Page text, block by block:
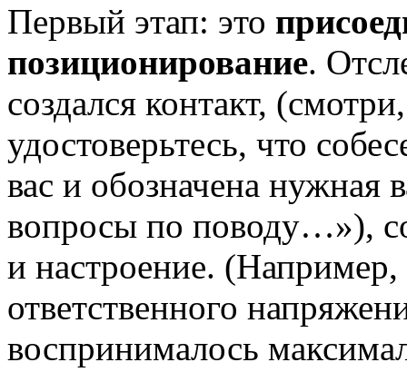
Первый этап: это
позиционирование.
создался контакт,
удостоверьтесь, что
вас и обозначена нужная
вопросы по поводу…»),
и настроение.
ответственного
воспринималось